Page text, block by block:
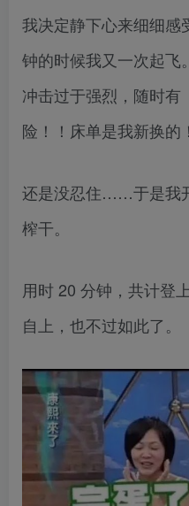
我决定静下心来细细感
钟的时候我又一次起飞
冲击过于强烈，随时有
险！！床单是我新换的
还是没忍住……于是我
榨干。
用时 20 分钟，共计登
自上，也不过如此了。